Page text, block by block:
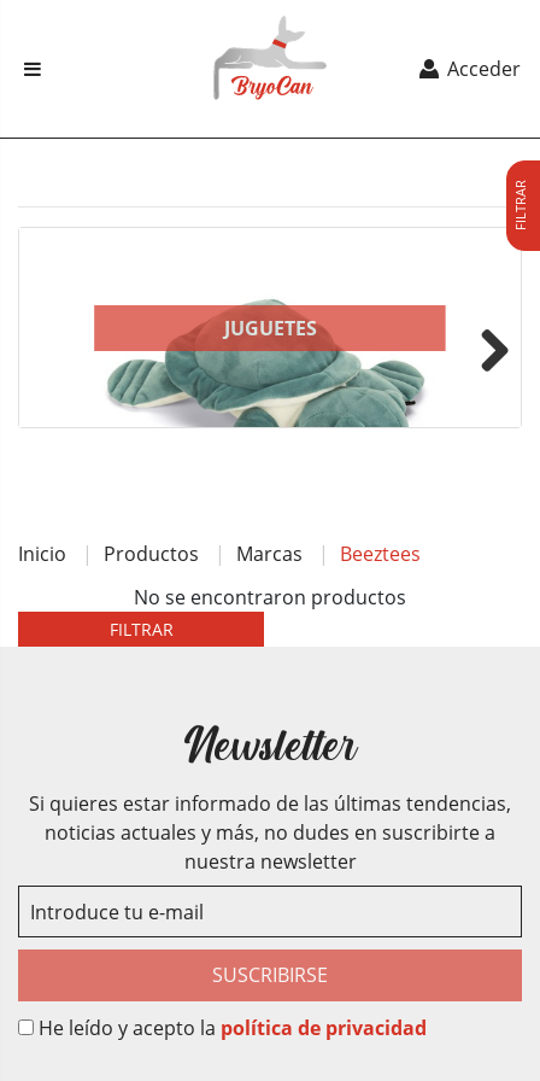
Acceder
JUGUETES
Inicio Productos Marcas
Beeztees
No se encontraron productos
FILTRAR
FILTRAR
Newsletter
Si quieres estar informado de las últimas tendencias,
noticias actuales y más, no dudes en suscribirte a
nuestra newsletter
SUSCRIBIRSE
He leído y acepto la política de privacidad